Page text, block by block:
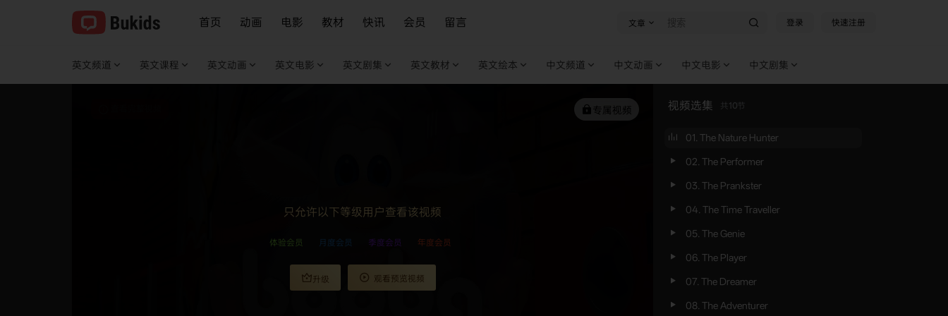
首页 动画 电影 教材 快讯 会员 留言 文章 登录 快速注册
英文频道 英文课程 英文动画 英文电影 英文剧集 英文教材 英文绘本 中文频道 中文动画 中文电影 中文剧集
专属视频
只允许以下等级用户查看该视频
体验会员 月度会员 季度会员 年度会员
升级 观看预览视频
视频选集 共 10 节
01. The Nature Hunter
02. The Performer
03. The Prankster
04. The Time Traveller
05. The Genie
06. The Player
07. The Dreamer
08. The Adventurer